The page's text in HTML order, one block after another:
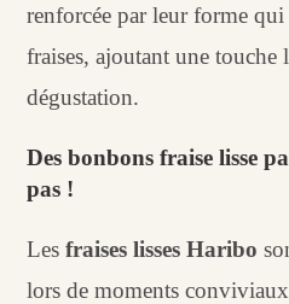
renforcée par leur forme
fraises, ajoutant une touche
dégustation.
Des bonbons fraise lisse
pas !
Lesfraises lisses Haribo
lors de moments